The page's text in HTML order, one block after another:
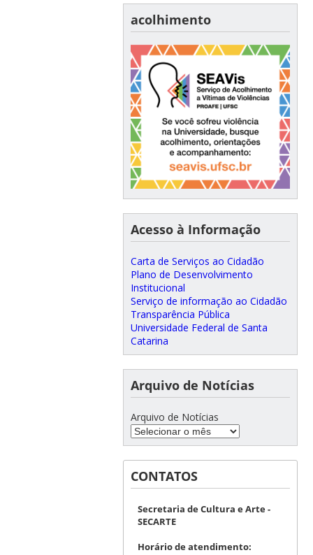
acolhimento
Acesso à Informação
Carta de Serviços ao Cidadão
Plano de Desenvolvimento
Institucional
Serviço de informação ao Cidadão
Transparência Pública
Universidade Federal de Santa
Catarina
Arquivo de Notícias
Arquivo de Notícias
CONTATOS
Secretaria de Cultura e Arte -
SECARTE
Horário de atendimento: